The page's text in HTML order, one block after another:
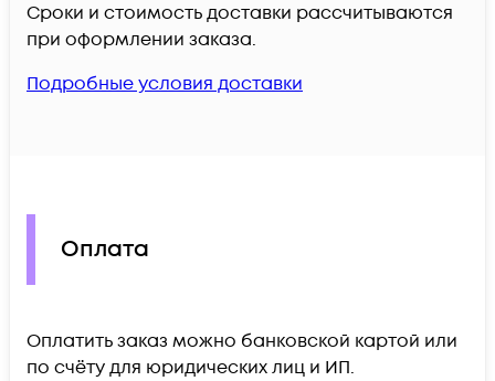
Сроки и стоимость доставки рассчитываются
при оформлении заказа.
Подробные условия доставки
Оплата
Оплатить заказ можно банковской картой или
по счёту для юридических лиц и ИП.